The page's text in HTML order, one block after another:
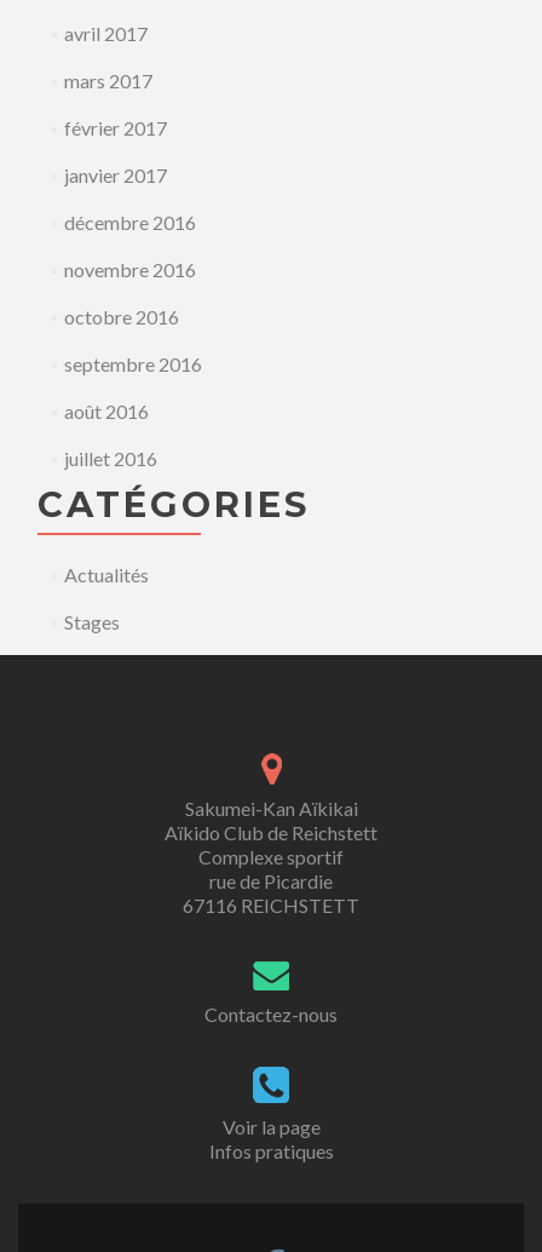
avril 2017
mars 2017
février 2017
janvier 2017
décembre 2016
novembre 2016
octobre 2016
septembre 2016
août 2016
juillet 2016
CATÉGORIES
Actualités
Stages
Sakumei-Kan Aïkikai
Aïkido Club de Reichstett
Complexe sportif
rue de Picardie
67116 REICHSTETT
Contactez-nous
Voir la page
Infos pratiques